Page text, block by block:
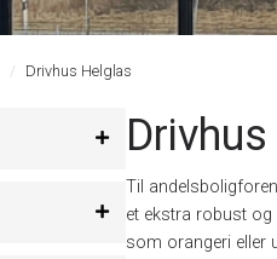
Drivhus Helglas
Til
et ekstra robust
som orangeri eller